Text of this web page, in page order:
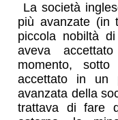
La società
più avanzate (in
piccola nobiltà
aveva
momento,
accettato in un
avanzata della
trattava di fare